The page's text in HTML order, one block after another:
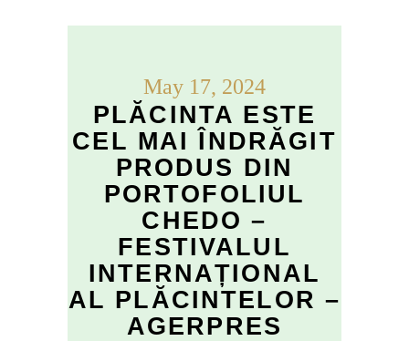
May 17, 2024
PLĂCINTA ESTE
CEL MAI ÎNDRĂGIT
PRODUS DIN
PORTOFOLIUL
CHEDO –
FESTIVALUL
INTERNAȚIONAL
AL PLĂCINTELOR –
AGERPRES